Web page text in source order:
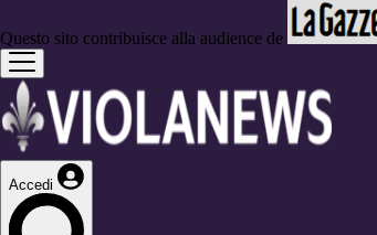
Questo sito contribuisce alla audience de
Accedi